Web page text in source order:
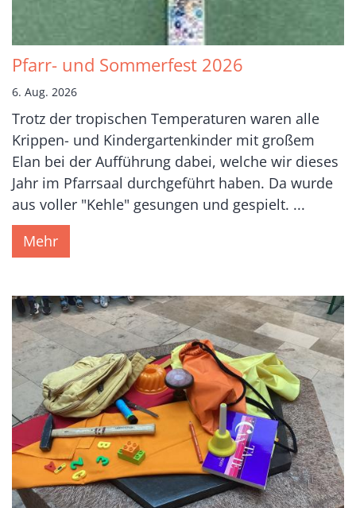
Pfarr- und Sommerfest 2026
6. Aug. 2026
Trotz der tropischen Temperaturen waren alle
Krippen- und Kindergartenkinder mit großem
Elan bei der Aufführung dabei, welche wir dieses
Jahr im Pfarrsaal durchgeführt haben. Da wurde
aus voller "Kehle" gesungen und gespielt. ...
Mehr